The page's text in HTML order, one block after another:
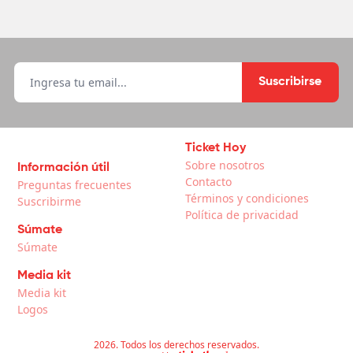
Suscribirse
Información útil
Preguntas frecuentes
Suscribirme
Súmate
Súmate
Media kit
Media kit
Logos
Ticket Hoy
Sobre nosotros
Contacto
Términos y condiciones
Política de privacidad
2026. Todos los derechos reservados.